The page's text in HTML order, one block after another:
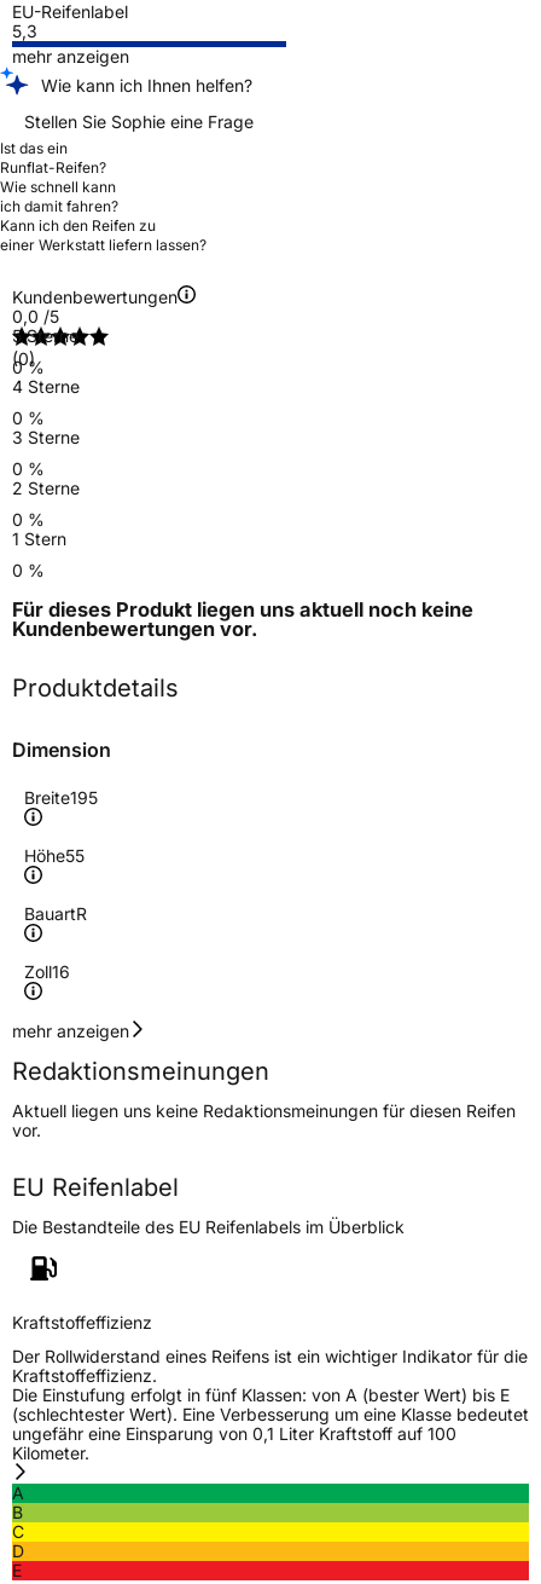
EU-Reifenlabel
5,3
mehr anzeigen
Wie kann ich Ihnen helfen?
Stellen Sie Sophie eine Frage
Ist das ein
Runflat-Reifen?
Wie schnell kann
ich damit fahren?
Kann ich den Reifen zu
einer Werkstatt liefern lassen?
Kundenbewertungen
0,0 /5
(0)
5 Sterne
0 %
4 Sterne
0 %
3 Sterne
0 %
2 Sterne
0 %
1 Stern
0 %
Für dieses Produkt liegen uns aktuell noch keine
Kundenbewertungen vor.
Produktdetails
Dimension
Breite195
Höhe55
BauartR
Zoll16
Geschwindigkeitsindex
Höchstgeschwindigkeit
240 km/h
Lastindex91
Höchstlast615 kg
Gewicht (in kg)
8 kg
Generelle Merkmale
FahrzeugtypPKW
VerwendungSommerreifen
ModellnameBlazer HP
FahrzeugartPKW & SUV
Weitere Eigenschaften
SchlauchtypTL
mehr anzeigen
Redaktionsmeinungen
Aktuell liegen uns keine Redaktionsmeinungen für diesen Reifen
vor.
EU Reifenlabel
Die Bestandteile des EU Reifenlabels im Überblick
Kraftstoffeffizienz
Der Rollwiderstand eines Reifens ist ein wichtiger Indikator für die
Kraftstoffeffizienz.
Die Einstufung erfolgt in fünf Klassen: von A (bester Wert) bis E
(schlechtester Wert). Eine Verbesserung um eine Klasse bedeutet
ungefähr eine Einsparung von 0,1 Liter Kraftstoff auf 100
Kilometer.
A
B
C
D
E